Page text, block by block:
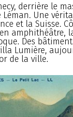
derrière le
Léman. Une
et la Suisse.
amphithéâtre,
Des
Lumière,
de la ville.